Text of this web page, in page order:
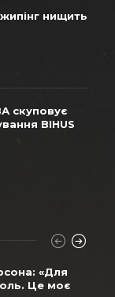
нищить
скуповує
BIHUS
«Для
Це моє